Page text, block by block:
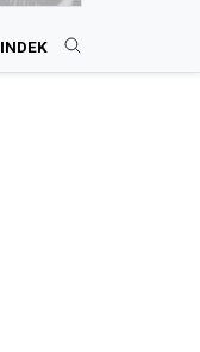
INDEK